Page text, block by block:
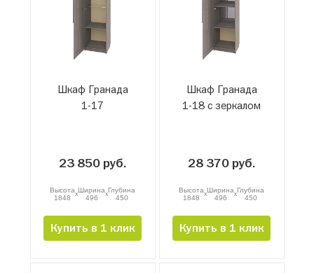
Шкаф Гранада
1-17
23 850 руб.
Высота
1848
xШирина
496
xГлубина
450
Купить в 1 клик
Шкаф Гранада
1-18 с зеркалом
28 370 руб.
Высота
1848
xШирина
496
xГлубина
450
Купить в 1 клик